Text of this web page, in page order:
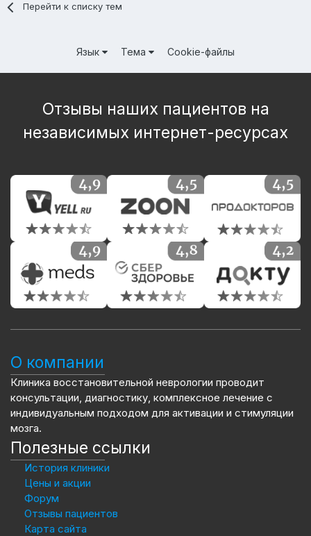
Перейти к списку тем
Язык Тема Cookie-файлы
Отзывы наших пациентов на
независимых интернет-ресурсах
О компании
Клиника восстановительной неврологии проводит
консультации, диагностику, комплексное лечение с
индивидуальным подходом для активации и стимуляции
мозга.
Полезные ссылки
История клиники
Цены и акции
Форум
Отзывы пациентов
Карта сайта